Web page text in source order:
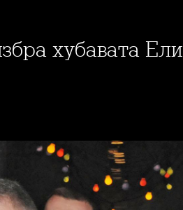
хубавата Ели